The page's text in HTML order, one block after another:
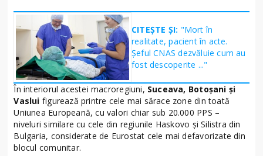
CITEȘTE ȘI: "Mort în
realitate, pacient în acte.
Șeful CNAS dezvăluie cum au
fost descoperite ..."
În interiorul acestei macroregiuni, Suceava, Botoșani și
Vaslui figurează printre cele mai sărace zone din toată
Uniunea Europeană, cu valori chiar sub 20.000 PPS –
niveluri similare cu cele din regiunile Haskovo și Silistra din
Bulgaria, considerate de Eurostat cele mai defavorizate din
blocul comunitar.